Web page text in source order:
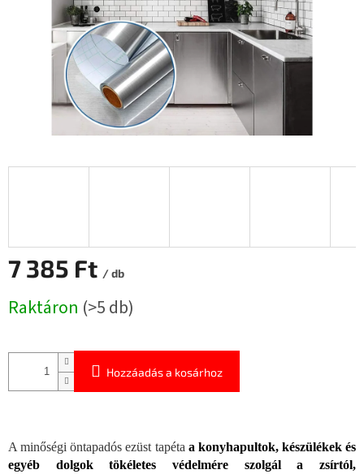
7 385 Ft / db
Raktáron (>5 db)
Hozzáadás a kosárhoz
A minőségi öntapadós ezüst tapéta a konyhapultok, készülékek és
egyéb dolgok tökéletes védelmére szolgál a zsírtól,